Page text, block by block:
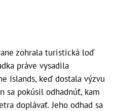
zohrala turistická loď
práve vysadila
Islands, keď dostala výzvu
sa pokúsil odhadnúť, kam
doplávať. Jeho odhad sa